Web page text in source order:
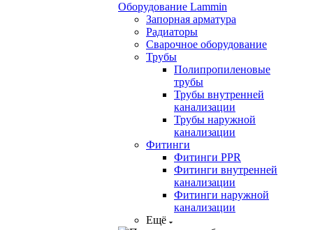
Оборудование Lammin
Запорная арматура
Радиаторы
Сварочное оборудование
Трубы
Полипропиленовые
трубы
Трубы внутренней
канализации
Трубы наружной
канализации
Фитинги
Фитинги PPR
Фитинги внутренней
канализации
Фитинги наружной
канализации
Ещё